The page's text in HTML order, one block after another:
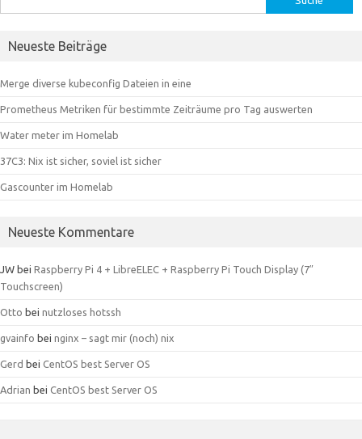
nach:
Neueste Beiträge
Merge diverse kubeconfig Dateien in eine
Prometheus Metriken für bestimmte Zeiträume pro Tag auswerten
Water meter im Homelab
37C3: Nix ist sicher, soviel ist sicher
Gascounter im Homelab
Neueste Kommentare
JW bei Raspberry Pi 4 + LibreELEC + Raspberry Pi Touch Display (7″
Touchscreen)
Otto bei nutzloses hotssh
gvainfo bei nginx – sagt mir (noch) nix
Gerd bei CentOS best Server OS
Adrian bei CentOS best Server OS